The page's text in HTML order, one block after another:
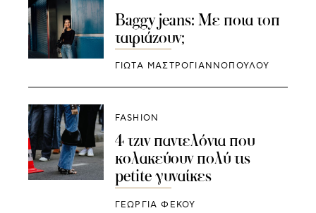
Baggy jeans: Με ποια τοπ
ταιριάζουν;
ΓΙΩΤΑ ΜΑΣΤΡΟΓΙΑΝΝΟΠΟΥΛΟΥ
FASHION
4 τζιν παντελόνια που
κολακεύουν πολύ τις
petite γυναίκες
ΓΕΩΡΓΙΑ ΦΕΚΟΥ